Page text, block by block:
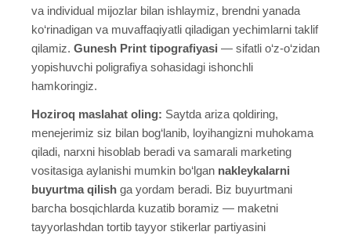
va individual mijozlar bilan ishlaymiz, brendni yanada
ko‘rinadigan va muvaffaqiyatli qiladigan yechimlarni taklif
qilamiz. Gunesh Print tipografiyasi — sifatli o‘z-o‘zidan
yopishuvchi poligrafiya sohasidagi ishonchli
hamkoringiz.
Hoziroq maslahat oling: Saytda ariza qoldiring,
menejerimiz siz bilan bog‘lanib, loyihangizni muhokama
qiladi, narxni hisoblab beradi va samarali marketing
vositasiga aylanishi mumkin bo‘lgan nakleykalarni
buyurtma qilish ga yordam beradi. Biz buyurtmani
barcha bosqichlarda kuzatib boramiz — maketni
tayyorlashdan tortib tayyor stikerlar partiyasini